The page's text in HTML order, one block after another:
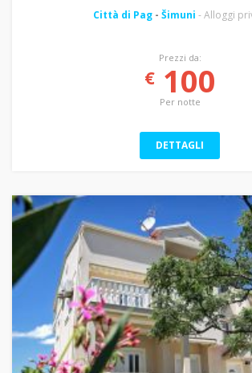
Città di Pag - Šimuni - Alloggi
Prezzi da:
€100
Per notte
DETTAGLI